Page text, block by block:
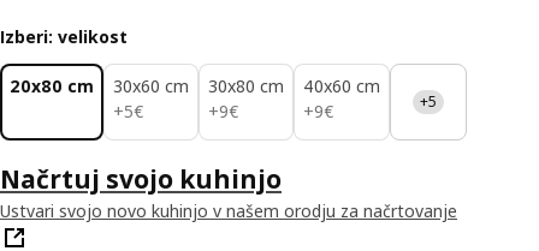
Izberi: velikost
20x80 cm
30x60 cm
+5€
5€
30x80 cm
+9€
9€
40x60 cm
+9€
9€ +5
Načrtuj svojo kuhinjo
Ustvari svojo novo kuhinjo v našem orodju za načrtovanje